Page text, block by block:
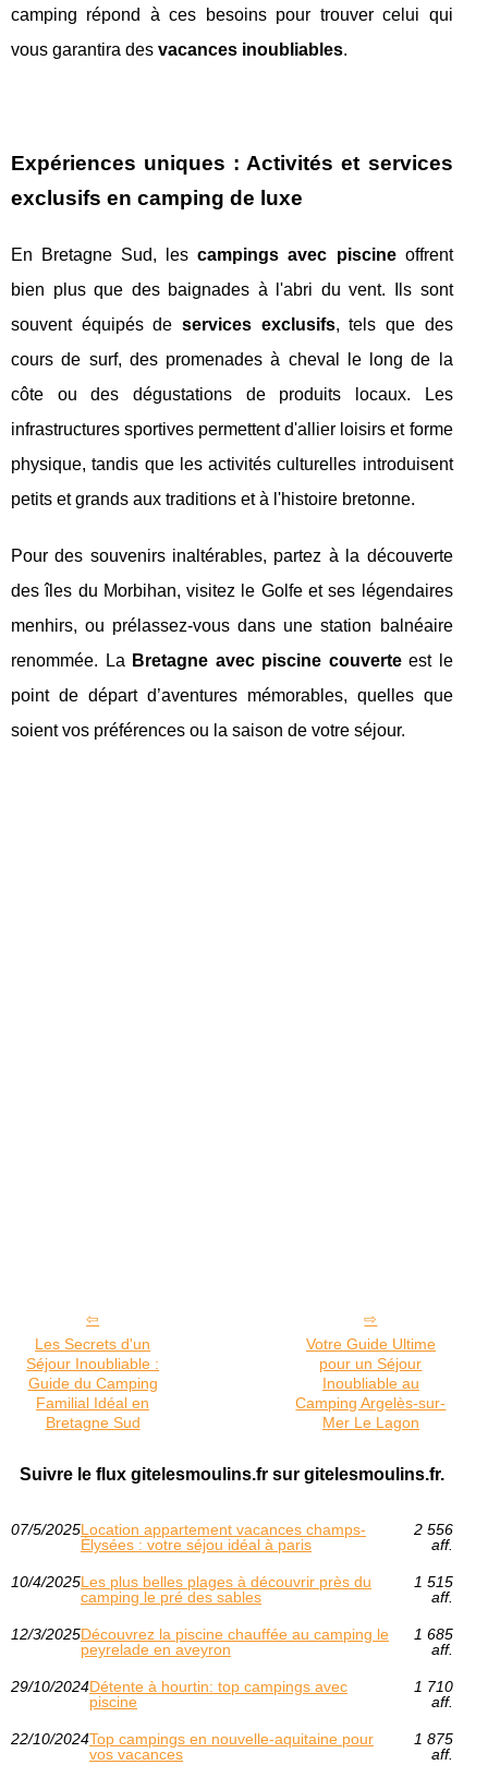
camping répond à ces besoins pour trouver celui qui
vous garantira des vacances inoubliables.
Expériences uniques : Activités et services
exclusifs en camping de luxe
En Bretagne Sud, lescampings avec piscineoffrent
bien plus que des baignades à l'abri du vent. Ils sont
souvent équipés de services exclusifs, tels que des
cours de surf, des promenades à cheval le long de la
côte ou des dégustations de produits locaux. Les
infrastructures sportives permettent d'allier loisirs et forme
physique, tandis que les activités culturelles introduisent
petits et grands aux traditions et à l'histoire bretonne.
Pour des souvenirs inaltérables, partez à la découverte
des îles du Morbihan, visitez le Golfe et ses légendaires
menhirs, ou prélassez-vous dans une station balnéaire
renommée. La Bretagne avec piscine couverteest le
point de départ d’aventures mémorables, quelles que
soient vos préférences ou la saison de votre séjour.
Les Secrets d'un
Séjour Inoubliable :
Guide du Camping
Familial Idéal en
Bretagne Sud
Votre Guide Ultime
pour un Séjour
Inoubliable au
Camping Argelès-sur-
Mer Le Lagon
Suivre le flux gitelesmoulins.fr sur gitelesmoulins.fr.
07/5/2025Location appartement vacances champs-
Élysées : votre séjou idéal à paris
2 556
aff.
10/4/2025Les plus belles plages à découvrir près du
camping le pré des sables
1 515
aff.
12/3/2025Découvrez la piscine chauffée au camping le
peyrelade en aveyron
1 685
aff.
29/10/2024Détente à hourtin: top campings avec
piscine
1 710
aff.
22/10/2024Top campings en nouvelle-aquitaine pour
vos vacances
1 875
aff.